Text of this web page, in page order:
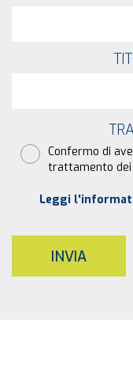
Confermo di
trattamento dei
Leggi
INVIA